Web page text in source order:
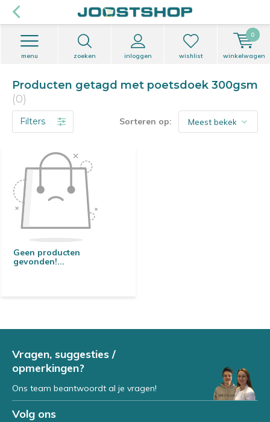
zoeken inloggen
menu wishlist winkelwagen
0
Producten getagd met poetsdoek 300gsm
(0)
Filters Sorteren op:
Geen producten
gevonden!...
Vragen, suggesties /
opmerkingen?
Ons team beantwoordt al je vragen!
Volg ons